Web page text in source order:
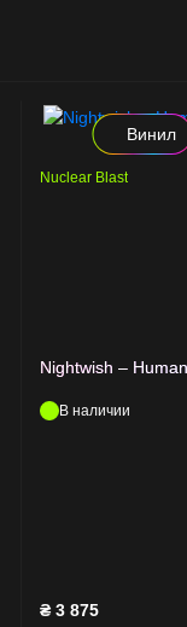
Винил
Nuclear Blast
Nightwish –
В наличии
₴ 3 875